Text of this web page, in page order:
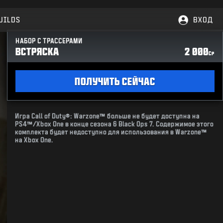
ВХОД
НАБОР С ТРАССЕРАМИ
ВСТРЯСКА 2 000CP
ПОЛУЧИТЬ СЕЙЧАС
Игра Call of Duty®: Warzone™ больше не будет доступна на
PS4™/Xbox One в конце сезона 6 Black Ops 7. Содержимое этого
комплекта будет недоступно для использования в Warzone™
на Xbox One.